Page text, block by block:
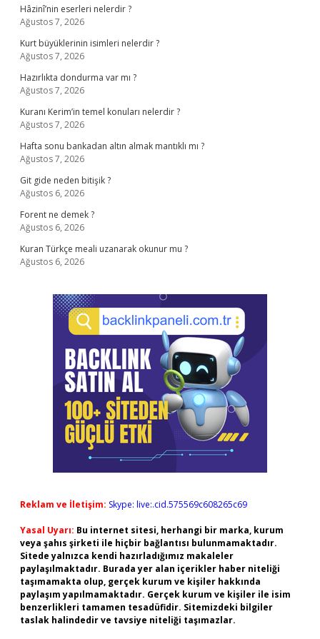
Hâzinî’nin eserleri nelerdir ?
Ağustos 7, 2026
Kurt büyüklerinin isimleri nelerdir ?
Ağustos 7, 2026
Hazırlıkta dondurma var mı ?
Ağustos 7, 2026
Kuranı Kerim’in temel konuları nelerdir ?
Ağustos 7, 2026
Hafta sonu bankadan altın almak mantıklı mı ?
Ağustos 7, 2026
Git gide neden bitişik ?
Ağustos 6, 2026
Forent ne demek ?
Ağustos 6, 2026
Kuran Türkçe meali uzanarak okunur mu ?
Ağustos 6, 2026
Reklam ve İletişim: Skype: live:.cid.575569c608265c69
Yasal Uyarı: Bu internet sitesi, herhangi bir marka, kurum
veya şahıs şirketi ile hiçbir bağlantısı bulunmamaktadır.
Sitede yalnızca kendi hazırladığımız makaleler
paylaşılmaktadır. Burada yer alan içerikler haber niteliği
taşımamakta olup, gerçek kurum ve kişiler hakkında
paylaşım yapılmamaktadır. Gerçek kurum ve kişiler ile isim
benzerlikleri tamamen tesadüfidir. Sitemizdeki bilgiler
taslak halindedir ve tavsiye niteliği taşımazlar.